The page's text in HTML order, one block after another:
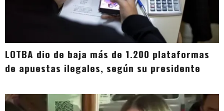
LOTBA dio de baja más de 1.200 plataformas
de apuestas ilegales, según su presidente